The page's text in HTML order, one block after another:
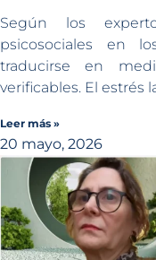
Según los
psicosociales en
traducirse en
verificables. El estrés
Leer más »
20 mayo, 2026